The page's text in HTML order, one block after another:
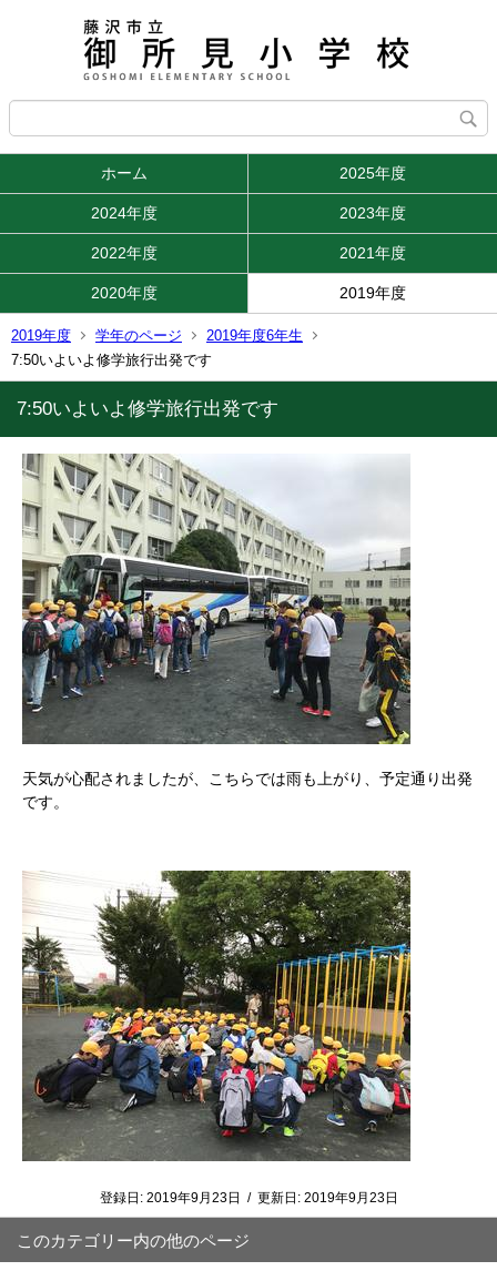
ホーム 2025年度
2024年度 2023年度
2022年度 2021年度
2020年度 2019年度
2019年度 学年のページ
2019年度6年生
7:50いよいよ修学旅行出発です
7:50いよいよ修学旅行出発です
天気が心配されましたが、こちらでは雨も上がり、予定通り出発
です。
登録日: 2019年9月23日 / 更新日: 2019年9月23日
このカテゴリー内の他のページ